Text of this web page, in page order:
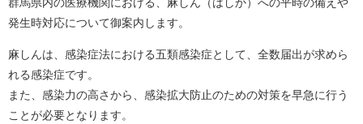
発生時対応について御案内します。
麻しんは、感染症法における五類感染症として、全数届出が求めら
れる感染症です。
また、感染力の高さから、感染拡大防止のための対策を早急に行う
ことが必要となります。